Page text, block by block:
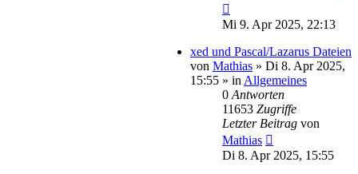
Mi 9. Apr 2025, 22:13
xed und Pascal/Lazarus Dateien
von Mathias » Di 8. Apr 2025,
15:55 » in Allgemeines
0 Antworten
11653 Zugriffe
Letzter Beitrag von
Mathias
Di 8. Apr 2025, 15:55